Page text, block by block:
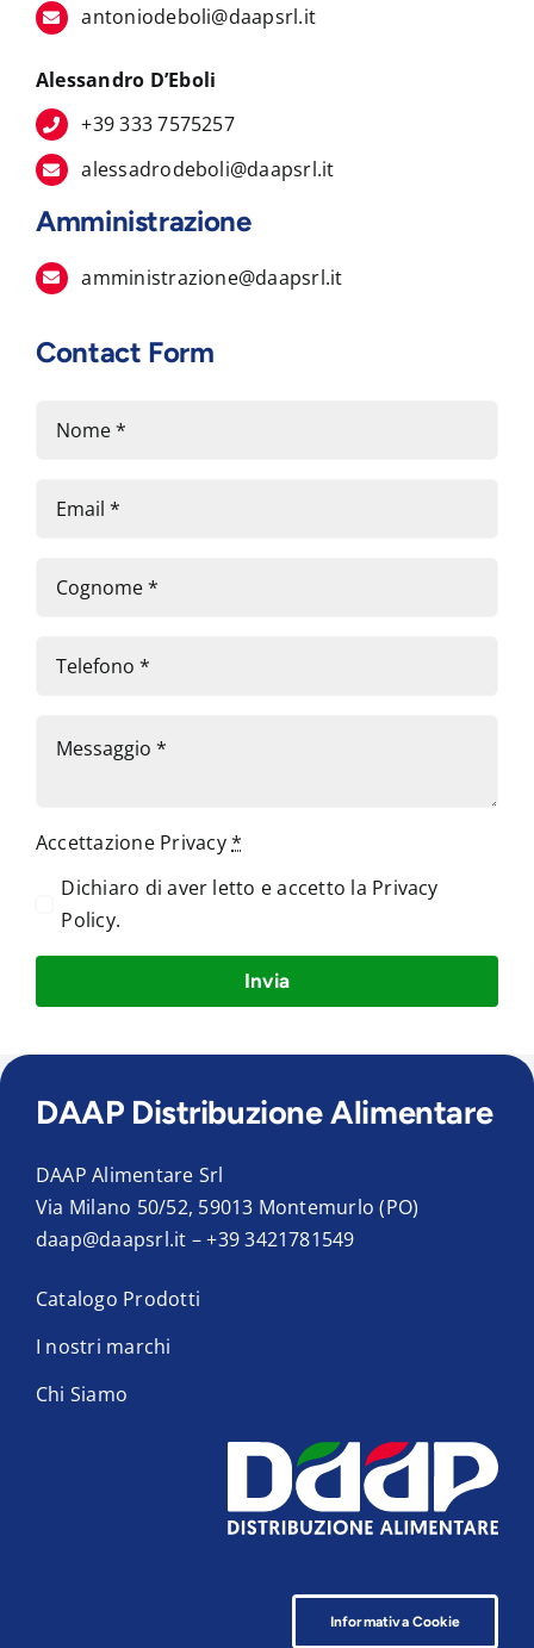
antoniodeboli@daapsrl.it
Alessandro D’Eboli
+39 333 7575257
alessadrodeboli@daapsrl.it
Amministrazione
amministrazione@daapsrl.it
Contact Form
Accettazione Privacy*
Dichiaro di aver letto e accetto la Privacy
Policy.
Invia
DAAP Distribuzione Alimentare
DAAP Alimentare Srl
Via Milano 50/52, 59013 Montemurlo (PO)
daap@daapsrl.it –+39 3421781549
Catalogo Prodotti
I nostri marchi
Chi Siamo
Informativa Cookie